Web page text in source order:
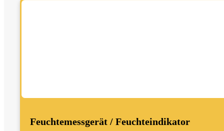
Feuchtemessgerät / Feuchteindikator